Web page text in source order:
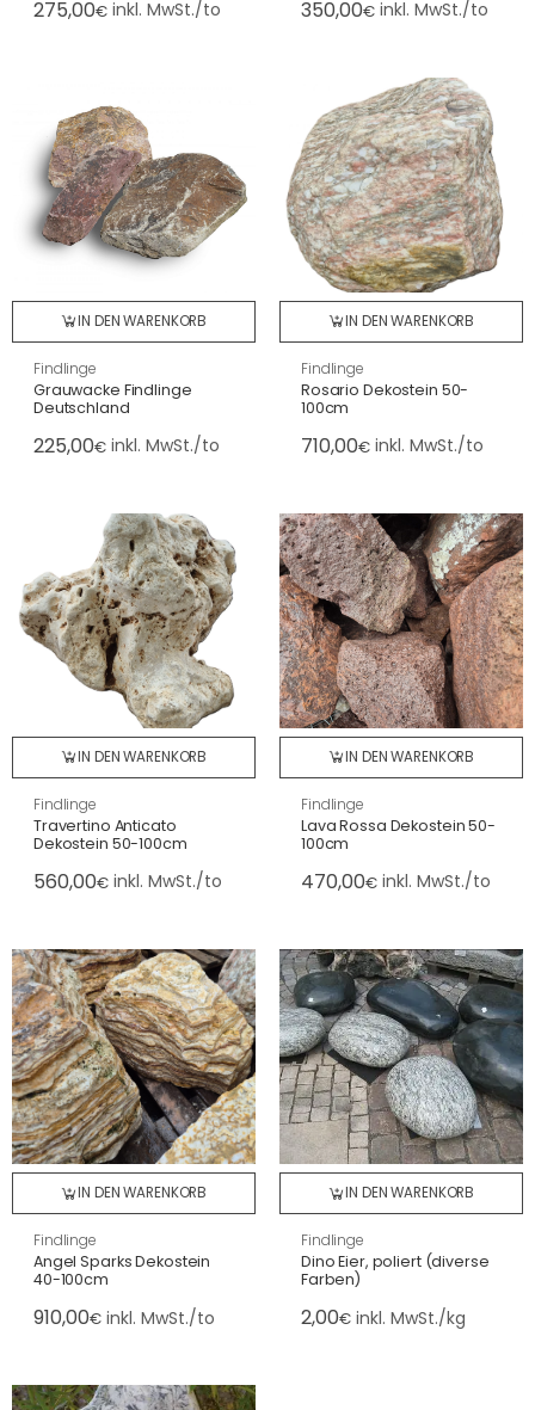
275,00€ inkl. MwSt./to
80 cm
350,00€ inkl. MwSt./to
IN DEN WARENKORB
Findlinge
Grauwacke Findlinge
Deutschland
225,00€ inkl. MwSt./to
IN DEN WARENKORB
Findlinge
Rosario Dekostein 50-
100cm
710,00€ inkl. MwSt./to
IN DEN WARENKORB
Findlinge
Travertino Anticato
Dekostein 50-100cm
560,00€ inkl. MwSt./to
IN DEN WARENKORB
Findlinge
Lava Rossa Dekostein 50-
100cm
470,00€ inkl. MwSt./to
IN DEN WARENKORB
Findlinge
Angel Sparks Dekostein
40-100cm
910,00€ inkl. MwSt./to
IN DEN WARENKORB
Findlinge
Dino Eier, poliert (diverse
Farben)
2,00€ inkl. MwSt./kg